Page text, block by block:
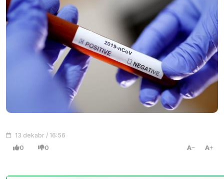
13 dekabr / 16:56
0 0 A A